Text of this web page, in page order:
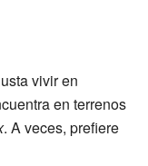
vivir en
en terrenos
. A veces, prefiere